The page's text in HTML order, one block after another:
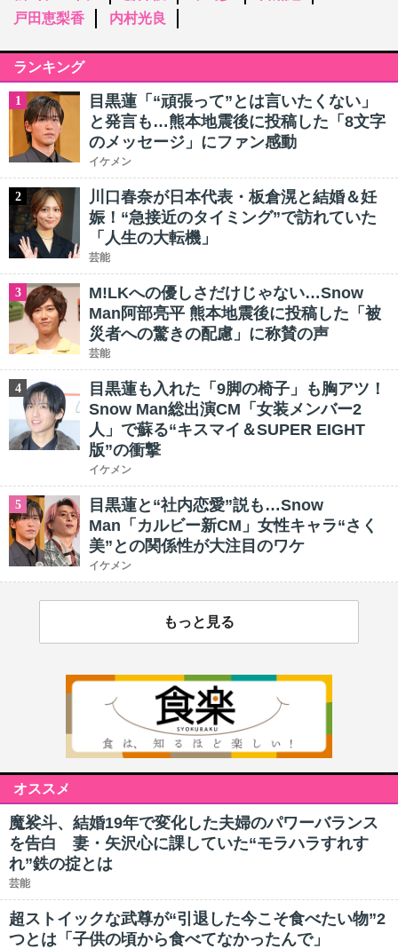
戸田恵梨香
内村光良
ランキング
1
目黒蓮「“頑張って”とは言いたくない」
と発言も…熊本地震後に投稿した「8文字
のメッセージ」にファン感動
イケメン
2
川口春奈が日本代表・板倉滉と結婚＆妊
娠！“急接近のタイミング”で訪れていた
「人生の大転機」
芸能
3
M!LKへの優しさだけじゃない…Snow
Man阿部亮平 熊本地震後に投稿した「被
災者への驚きの配慮」に称賛の声
芸能
4
目黒蓮も入れた「9脚の椅子」も胸アツ！
Snow Man総出演CM「女装メンバー2
人」で蘇る“キスマイ＆SUPER EIGHT
版”の衝撃
イケメン
5
目黒蓮と“社内恋愛”説も…Snow
Man「カルビー新CM」女性キャラ“さく
美”との関係性が大注目のワケ
イケメン
もっと見る
オススメ
魔裟斗、結婚19年で変化した夫婦のパワーバランス
を告白 妻・矢沢心に課していた“モラハラすれす
れ”鉄の掟とは
芸能
超ストイックな武尊が“引退した今こそ食べたい物”2
つとは「子供の頃から食べてなかったんで」